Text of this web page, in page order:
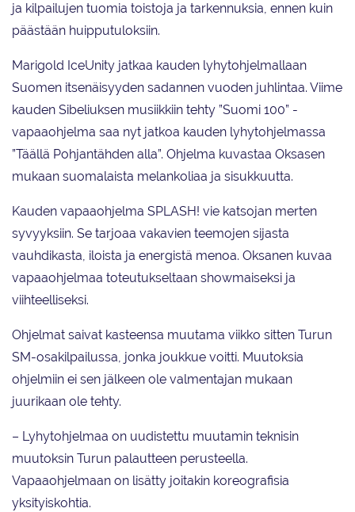
ja kilpailujen tuomia toistoja ja tarkennuksia, ennen kuin
päästään huipputuloksiin.
Marigold IceUnity jatkaa kauden lyhytohjelmallaan
Suomen itsenäisyyden sadannen vuoden juhlintaa. Viime
kauden Sibeliuksen musiikkiin tehty ”Suomi 100” -
vapaaohjelma saa nyt jatkoa kauden lyhytohjelmassa
”Täällä Pohjantähden alla”. Ohjelma kuvastaa Oksasen
mukaan suomalaista melankoliaa ja sisukkuutta.
Kauden vapaaohjelma SPLASH! vie katsojan merten
syvyyksiin. Se tarjoaa vakavien teemojen sijasta
vauhdikasta, iloista ja energistä menoa. Oksanen kuvaa
vapaaohjelmaa toteutukseltaan showmaiseksi ja
viihteelliseksi.
Ohjelmat saivat kasteensa muutama viikko sitten Turun
SM-osakilpailussa, jonka joukkue voitti. Muutoksia
ohjelmiin ei sen jälkeen ole valmentajan mukaan
juurikaan ole tehty.
– Lyhytohjelmaa on uudistettu muutamin teknisin
muutoksin Turun palautteen perusteella.
Vapaaohjelmaan on lisätty joitakin koreografisia
yksityiskohtia.